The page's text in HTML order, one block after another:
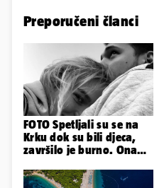
Preporučeni članci
FOTO Spetljali su se na
Krku dok su bili djeca,
završilo je burno. Ona